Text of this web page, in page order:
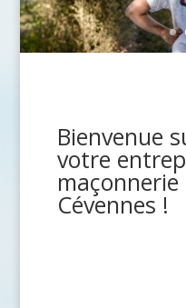
Bienvenue
votre
Cévennes !